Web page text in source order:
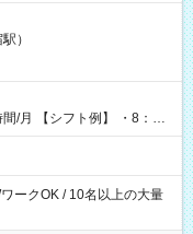
）
8：00
ークOK / 10名以上の大量